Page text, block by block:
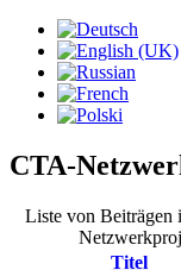
CTA-
Liste von Beiträgen
Titel